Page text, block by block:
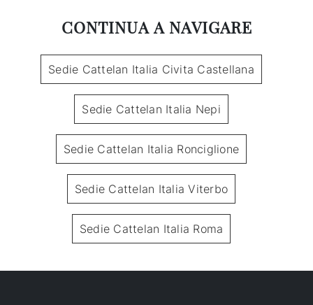
CONTINUA A NAVIGARE
Sedie Cattelan Italia Civita Castellana
Sedie Cattelan Italia Nepi
Sedie Cattelan Italia Ronciglione
Sedie Cattelan Italia Viterbo
Sedie Cattelan Italia Roma